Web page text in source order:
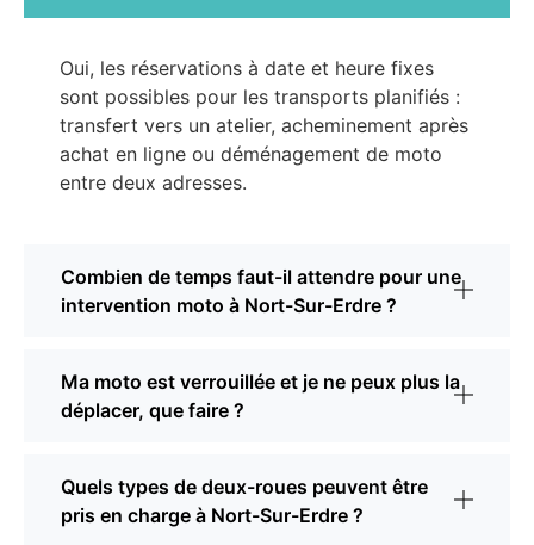
Oui, les réservations à date et heure fixes
sont possibles pour les transports planifiés :
transfert vers un atelier, acheminement après
achat en ligne ou déménagement de moto
entre deux adresses.
Combien de temps faut-il attendre pour une
intervention moto à Nort-Sur-Erdre ?
Ma moto est verrouillée et je ne peux plus la
déplacer, que faire ?
Quels types de deux-roues peuvent être
pris en charge à Nort-Sur-Erdre ?